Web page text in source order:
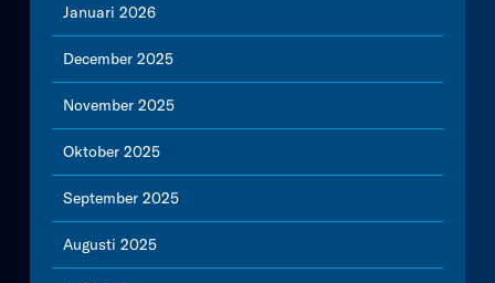
Januari 2026
December 2025
November 2025
Oktober 2025
September 2025
Augusti 2025